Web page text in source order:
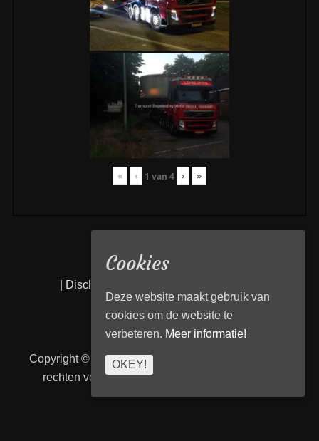
« ‹ 1 van 4 › »
Disclaimer
Copyright © 2026Transport Begeleiding Venlo
rechten voorbehouden. | TBVenlo door
Cookies
Deze website maakt gebruik van
cookies om de website te
verbeteren. Meer informatie!
OKEY!